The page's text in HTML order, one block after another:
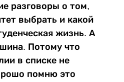
разговоры о том,
выбрать и какой
жизнь. А
Потому что
в списке не
помню это